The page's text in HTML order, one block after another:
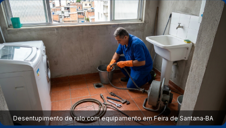
Desentupimento de ralo com equipamento em Feira de Santana‑BA